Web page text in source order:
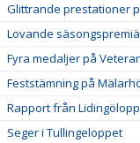
Glittrande prestationer
Lovande
Fyra medaljer på
Feststämning på
Rapport från
Seger i Tullingeloppet